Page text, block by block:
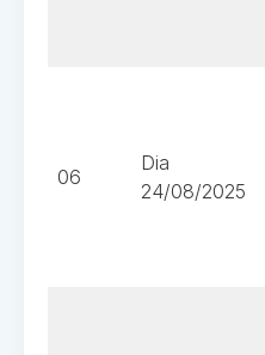
06
Dia
24/08/2025